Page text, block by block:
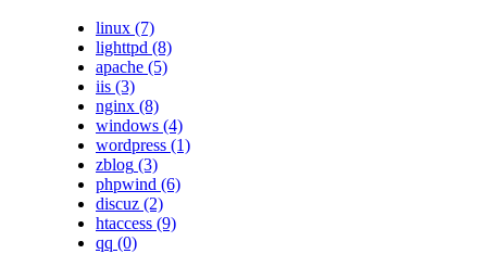
linux (7)
lighttpd (8)
apache (5)
iis (3)
nginx (8)
windows (4)
wordpress (1)
zblog (3)
phpwind (6)
discuz (2)
htaccess (9)
qq (0)